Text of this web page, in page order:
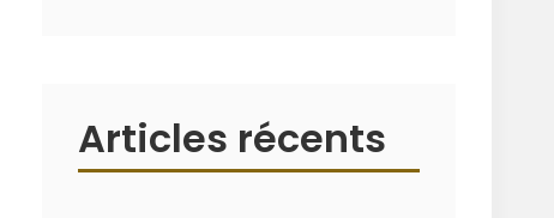
Articles récents